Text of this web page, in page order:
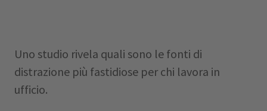
Uno studio rivela quali sono le fonti di
distrazione più fastidiose per chi lavora in
ufficio.